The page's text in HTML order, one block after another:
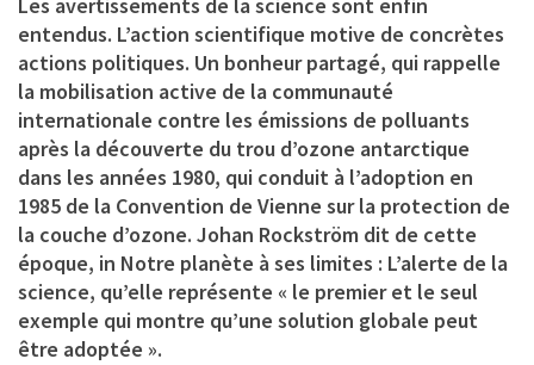
entendus. L’action scientifique motive de concrètes
actions politiques. Un bonheur partagé, qui rappelle
la mobilisation active de la communauté
internationale contre les émissions de polluants
après la découverte du trou d’ozone antarctique
dans les années 1980, qui conduit à l’adoption en
1985 de la Convention de Vienne sur la protection de
la couche d’ozone. Johan Rockström dit de cette
époque, in Notre planète à ses limites : L’alerte de la
science, qu’elle représente « le premier et le seul
exemple qui montre qu’une solution globale peut
être adoptée ».